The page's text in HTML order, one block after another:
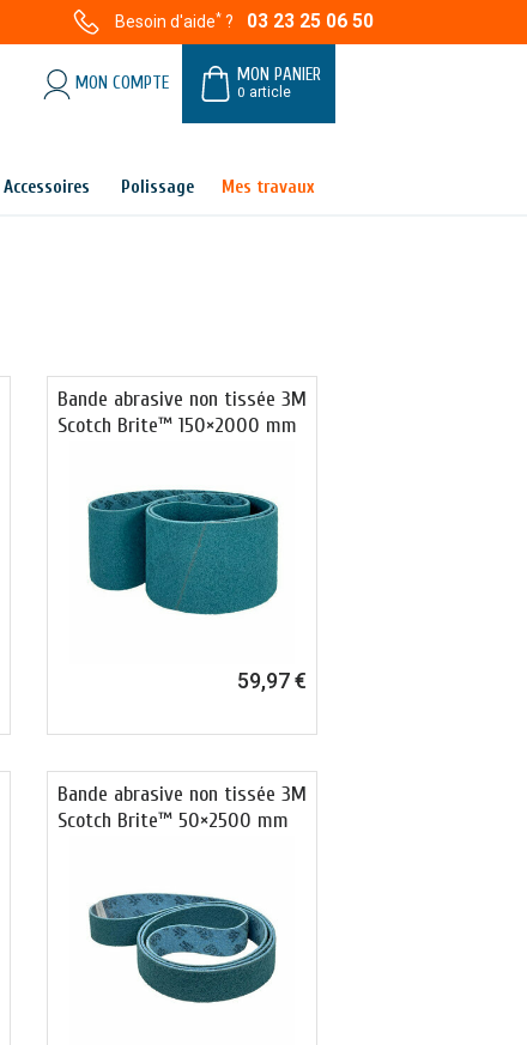
Besoin d'aide* ? 03 23 25 06 50
MON PANIER
0 article
MON COMPTE
Accessoires Polissage Mes travaux
Bande abrasive non tissée 3M
Scotch Brite™ 150×2000 mm
59,97 €
Bande abrasive non tissée 3M
Scotch Brite™ 50×2500 mm